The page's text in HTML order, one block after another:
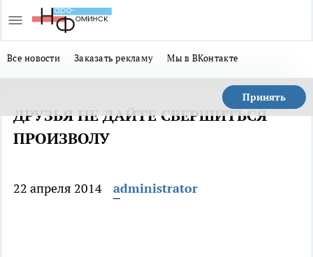
Все новости Заказать рекламу Мы в ВКонтакте
Принять
ДРУЗЬЯ НЕ ДАЙТЕ СВЕРШИТЬСЯ
ПРОИЗВОЛУ
22 апреля 2014 administrator